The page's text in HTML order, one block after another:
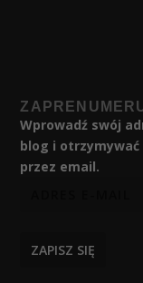
Wprowadź swój
blog i
przez email.
ZAPISZ SIĘ